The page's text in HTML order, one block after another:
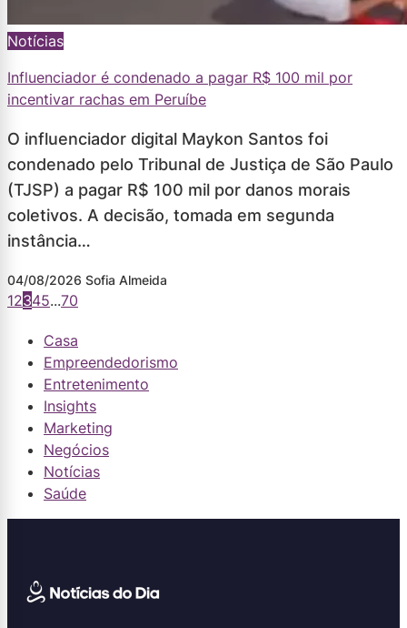
Notícias
Influenciador é condenado a pagar R$ 100 mil por
incentivar rachas em Peruíbe
O influenciador digital Maykon Santos foi
condenado pelo Tribunal de Justiça de São Paulo
(TJSP) a pagar R$ 100 mil por danos morais
coletivos. A decisão, tomada em segunda
instância…
04/08/2026 Sofia Almeida
12345...70
Casa
Empreendedorismo
Entretenimento
Insights
Marketing
Negócios
Notícias
Saúde